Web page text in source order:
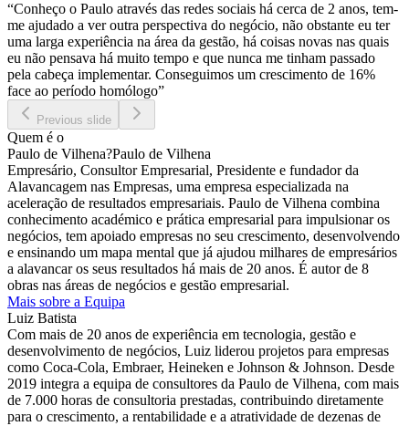
“Conheço o Paulo através das redes sociais há cerca de 2 anos, tem-
me ajudado a ver outra perspectiva do negócio, não obstante eu ter
uma larga experiência na área da gestão, há coisas novas nas quais
eu não pensava há muito tempo e que nunca me tinham passado
pela cabeça implementar. Conseguimos um crescimento de 16%
face ao período homólogo”
Previous slide
Quem é o
Paulo de Vilhena?Paulo de Vilhena
Empresário, Consultor Empresarial, Presidente e fundador da
Alavancagem nas Empresas, uma empresa especializada na
aceleração de resultados empresariais. Paulo de Vilhena combina
conhecimento académico e prática empresarial para impulsionar os
negócios, tem apoiado empresas no seu crescimento, desenvolvendo
e ensinando um mapa mental que já ajudou milhares de empresários
a alavancar os seus resultados há mais de 20 anos. É autor de 8
obras nas áreas de negócios e gestão empresarial.
Mais sobre a Equipa
Luiz Batista
Com mais de 20 anos de experiência em tecnologia, gestão e
desenvolvimento de negócios, Luiz liderou projetos para empresas
como Coca-Cola, Embraer, Heineken e Johnson & Johnson. Desde
2019 integra a equipa de consultores da Paulo de Vilhena, com mais
de 7.000 horas de consultoria prestadas, contribuindo diretamente
para o crescimento, a rentabilidade e a atratividade de dezenas de